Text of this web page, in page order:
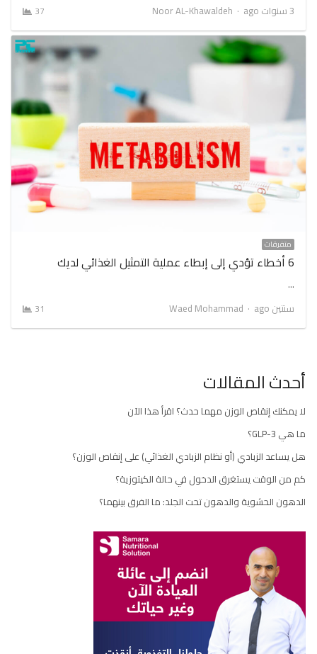
3 سنوات ago
Author
Noor AL-Khawaldeh
37
متفرقات
6 أخطاء تؤدي إلى إبطاء عملية التمثيل الغذائي لديك
…
سنتين ago
Author
Waed Mohammad
31
أحدث المقالات
لا يمكنك إنقاص الوزن مهما حدث؟ اقرأ هذا الآن
ما هي GLP-3؟
هل يساعد الزبادي (أو نظام الزبادي الغذائي) على إنقاص الوزن؟
كم من الوقت يستغرق الدخول في حالة الكيتوزية؟
الدهون الحشوية والدهون تحت الجلد: ما الفرق بينهما؟